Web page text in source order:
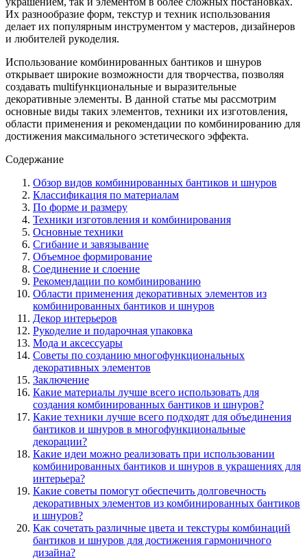
Их разнообразие форм, текстур и техник использования
делает их популярным инструментом у мастеров, дизайнеров
и любителей рукоделия.
Использование комбинированных бантиков и шнуров
открывает широкие возможности для творчества, позволяя
создавать multifункциональные и выразительные
декоративные элементы. В данной статье мы рассмотрим
основные виды таких элементов, техники их изготовления,
области применения и рекомендации по комбинированию для
достижения максимального эстетического эффекта.
Содержание
Обзор видов комбинированных бантиков и шнуров
Классификация по материалам
По форме и размеру
Техники изготовления и комбинирования
Основные техники
Сгибание и завязывание
Объемное формирование
Соединение и слоение
Рекомендации по комбинированию
Области применения декоративных элементов из
комбинированных бантиков и шнуров
Декор интерьеров
Рукоделие и подарочная упаковка
Мода и аксессуары
Советы по созданию многофункциональных
декоративных элементов
Заключение
Какие материалы лучше всего использовать для
создания комбинированных бантиков и шнуров?
Какие техники лучше всего подходят для объединения
бантиков и шнуров в многофункциональные
декорации?
Какие идеи можно реализовать при использовании
комбинированных бантиков и шнуров в украшениях для
интерьера?
Какие советы помогут обеспечить долговечность
декоративных элементов из комбинированных бантиков
и шнуров?
Как сочетать различные цвета и текстуры комбинаций
бантиков и шнуров для достижения гармоничного
дизайна?